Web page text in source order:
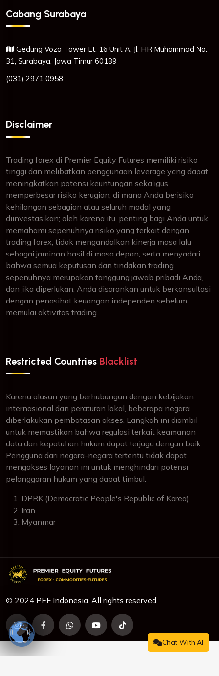
Chat With AI
Cabang Surabaya
Gedung Voza Tower Lt. 16 Unit A, Jl. HR Muhammad No.
31, Surabaya, Jawa Timur 60189
(031) 2971 0958
Disclaimer
Trading forex di Premier Equity Futures memiliki risiko
tinggi dan melibatkan penggunaan leverage yang dapat
meningkatkan potensi keuntungan sekaligus
memperbesar risiko kerugian, di mana Anda berisiko
kehilangan sebagian atau seluruh modal yang
diinvestasikan; oleh karena itu, penting bagi Anda untuk
memahami sepenuhnya risiko yang terkait dengan
trading forex, tidak mengandalkan kinerja masa lalu
sebagai jaminan hasil di masa depan, serta menyadari
bahwa semua keputusan dan tindakan trading
sepenuhnya merupakan tanggung jawab pribadi Anda,
dan jika diperlukan, Anda disarankan untuk berkonsultasi
dengan penasihat keuangan independen sebelum
memulai aktivitas trading.
Restricted Countries Blacklist
Karena alasan yang berhubungan dengan kebijakan
internasional dan peraturan lokal, beberapa negara
diberlakukan pembatasan akses. Langkah ini diambil
untuk memastikan bahwa regulasi terkait keamanan
data dan kepatuhan hukum dapat terjaga dengan baik.
Pengguna dari negara-negara tertentu tidak dapat
mengakses layanan ini untuk menghindari potensi
pelanggaran hukum yang dapat timbul.
DPRK (Democratic People's Republic of Korea)
Iran
Myanmar
© 2024 PEF Indonesia. All rights reserved